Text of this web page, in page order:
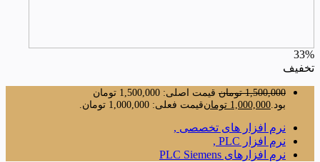
33%
تخفیف
1,500,000 تومان
قیمت اصلی: 1,500,000 تومان
بود.1,000,000 تومانقیمت فعلی: 1,000,000 تومان.
نرم افزار های تخصصی ,
نرم افزار PLC ,
نرم افزارهای PLC Siemens